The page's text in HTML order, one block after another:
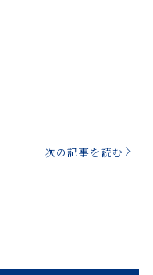
次の記事を読む